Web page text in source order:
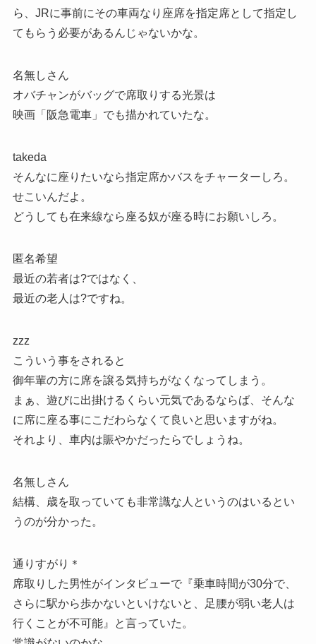
ら、JRに事前にその車両なり座席を指定席として指定し
てもらう必要があるんじゃないかな。
名無しさん
オバチャンがバッグで席取りする光景は
映画「阪急電車」でも描かれていたな。
takeda
そんなに座りたいなら指定席かバスをチャーターしろ。
せこいんだよ。
どうしても在来線なら座る奴が座る時にお願いしろ。
匿名希望
最近の若者は?ではなく、
最近の老人は?ですね。
zzz
こういう事をされると
御年輩の方に席を譲る気持ちがなくなってしまう。
まぁ、遊びに出掛けるくらい元気であるならば、そんな
に席に座る事にこだわらなくて良いと思いますがね。
それより、車内は賑やかだったらでしょうね。
名無しさん
結構、歳を取っていても非常識な人というのはいるとい
うのが分かった。
通りすがり＊
席取りした男性がインタビューで『乗車時間が30分で、
さらに駅から歩かないといけないと、足腰が弱い老人は
行くことが不可能』と言っていた。